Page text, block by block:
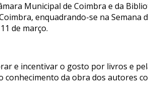
Municipal de Coimbra e da
enquadrando-se na
de março.
e incentivar o gosto por livros e
conhecimento da obra dos autores